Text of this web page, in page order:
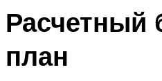
Расчетный
план